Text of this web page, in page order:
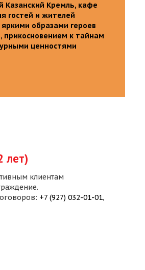
Казанский Кремль, кафе
гостей и жителей
образами героев
прикосновением к тайнам
ценностями
лет)
клиентам
+7 (927) 032-01-01,